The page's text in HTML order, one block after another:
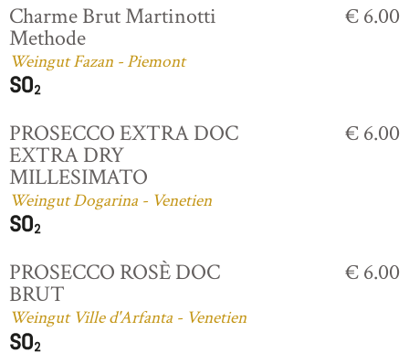
Charme Brut Martinotti
Methode
Weingut Fazan - Piemont
€ 6.00
PROSECCO EXTRA DOC
EXTRA DRY
MILLESIMATO
Weingut Dogarina - Venetien
€ 6.00
PROSECCO ROSÈ DOC
BRUT
Weingut Ville d'Arfanta - Venetien
€ 6.00